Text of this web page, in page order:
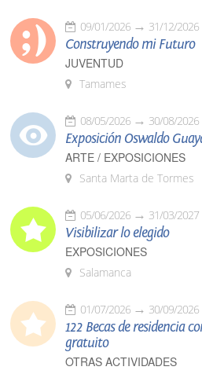
09/01/2026 31/12/2026
Construyendo mi Futuro
JUVENTUD
Tamames
08/05/2026 30/08/2026
Exposición Oswaldo
ARTE / EXPOSICIONES
Santa Marta de Tormes
05/06/2026 31/03/2027
Visibilizar lo elegido
EXPOSICIONES
Salamanca
01/07/2026 30/09/2026
122 Becas de residencia
gratuito
OTRAS ACTIVIDADES